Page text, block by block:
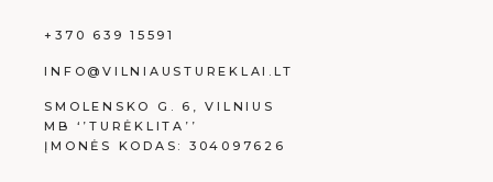
+370 639 15591
INFO@VILNIAUSTUREKLAI.LT
SMOLENSKO G. 6, VILNIUS
MB ‘’TURĖKLITA’’
ĮMONĖS KODAS: 304097626